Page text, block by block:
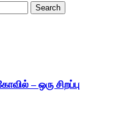
– ஒரு சிறப்பு